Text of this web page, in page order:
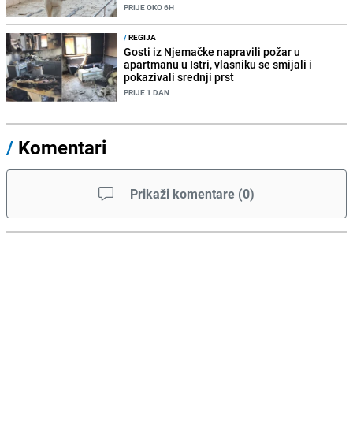
PRIJE OKO 6H
/REGIJA
Gosti iz Njemačke napravili požar u
apartmanu u Istri, vlasniku se smijali i
pokazivali srednji prst
PRIJE 1 DAN
/ Komentari
Prikaži komentare (0)